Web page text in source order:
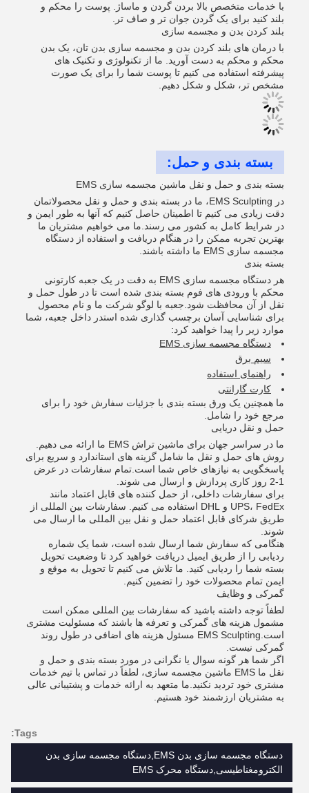
با خدمات متخصص بالا بردن گردن و ماساژ. پوست را محکم و
بلند کنید برای یک گردن جوان تر و صاف تر.
بلند کردن بدن و مجسمه سازی
با درمان های بلند کردن بدن و مجسمه سازی بدن تان، یک بدن
محکم و محکم به دست آورید. ما از تکنولوژی و تکنیک های
پیشرفته استفاده می کنیم تا پوست شما را برای یک صورت
مشخص تر، شکل و شکل دهیم.
بسته بندی و حمل:
بسته بندی و حمل و نقل ماشین مجسمه سازی EMS
در EMS Sculpting، ما در بسته بندی و حمل و نقل محصولاتمان
دقت زیادی می کنیم تا اطمینان حاصل کنیم که آنها به طور ایمن و
در شرایط کامل به کشور می رسند.ما می خواهیم مشتریان ما
بهترین تجربه ممکن را در هنگام دریافت و استفاده از دستگاه
مجسمه سازی EMS ما داشته باشند.
بسته بندی
هر دستگاه مجسمه سازی EMS به دقت در یک جعبه کارتونی
محکم با ورودی های فوم بسته بندی شده است تا در طول حمل و
نقل از آن محافظت شود.جعبه با لوگو شرکت ما و نام محصول
برای شناسایی آسان برچسب گذاری شده استدر داخل جعبه، شما
موارد زیر را پیدا خواهید کرد:
دستگاه مجسمه سازی EMS
سیم برق
راهنمای استفاده
کارت گارانتی
ما همچنین یک ورق بسته بندی با جزئیات سفارش خود را برای
مرجع خود را شامل.
حمل و نقل دریایی
ما در سراسر جهان برای ماشین تراش EMS ما ارائه می دهیم.
روش های حمل و نقل ما شامل گزینه های استاندارد و سریع برای
پاسخگویی به نیازهای خاص شما است.تمام سفارشات در عرض
1-2 روز کاری پردازش و ارسال می شوند.
برای سفارشات داخلی، از حمل کننده های قابل اعتماد مانند
UPS، FedEx و DHL استفاده می کنیم. سفارشات بین المللی از
طریق شرکای قابل اعتماد حمل و نقل بین المللی ما ارسال می
شوند.
هنگامی که سفارش شما ارسال شده است، شما یک شماره
ردیابی را از طریق ایمیل دریافت خواهید کرد تا وضعیت تحویل
بسته شما را ردیابی کنید. ما تلاش می کنیم تا تحویل به موقع و
ایمن تمام محصولات خود را تضمین کنیم.
گمرکی و وظایف
لطفاً توجه داشته باشید که سفارشات بین المللی ممکن است
مشمول هزینه های گمرکی و تعرفه ها باشند که مسئولیت مشتری
است.EMS Sculpting مسئول هزینه های اضافی در طول روند
گمرکی نیست.
اگر شما هر گونه سوال یا نگرانی در مورد بسته بندی و حمل و
نقل ما EMS ماشین مجسمه سازی، لطفاً در تماس با تیم خدمات
مشتری خود تردید نکنید.ما متعهد به ارائه خدمات و پشتیبانی عالی
به مشتریان ارزشمند خود هستیم.
Tags:
دستگاه مجسمه سازی بدن EMS,دستگاه مجسمه سازی بدن
الکترومغناطیسی,دستگاه محرک EMS